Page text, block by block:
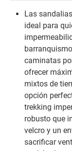
Las
ideal para
caminatas
ofrecer
mixtos de
opción
trekking
robusto que
velcro y un
sacrificar